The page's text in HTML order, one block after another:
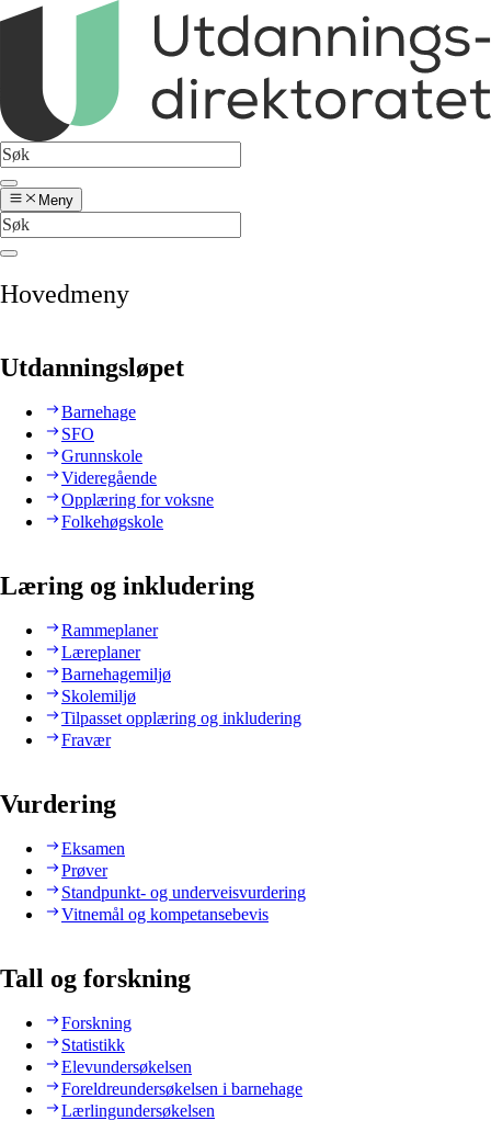
Meny
Hovedmeny
Utdanningsløpet
Barnehage
SFO
Grunnskole
Videregående
Opplæring for voksne
Folkehøgskole
Læring og inkludering
Rammeplaner
Læreplaner
Barnehagemiljø
Skolemiljø
Tilpasset opplæring og inkludering
Fravær
Vurdering
Eksamen
Prøver
Standpunkt- og underveisvurdering
Vitnemål og kompetansebevis
Tall og forskning
Forskning
Statistikk
Elevundersøkelsen
Foreldreundersøkelsen i barnehage
Lærlingundersøkelsen